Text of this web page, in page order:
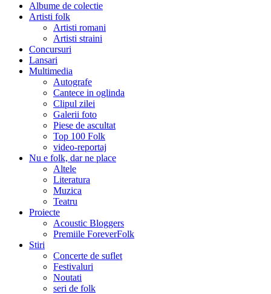
Albume de colectie
Artisti folk
Artisti romani
Artisti straini
Concursuri
Lansari
Multimedia
Autografe
Cantece in oglinda
Clipul zilei
Galerii foto
Piese de ascultat
Top 100 Folk
video-reportaj
Nu e folk, dar ne place
Altele
Literatura
Muzica
Teatru
Proiecte
Acoustic Bloggers
Premiile ForeverFolk
Stiri
Concerte de suflet
Festivaluri
Noutati
seri de folk